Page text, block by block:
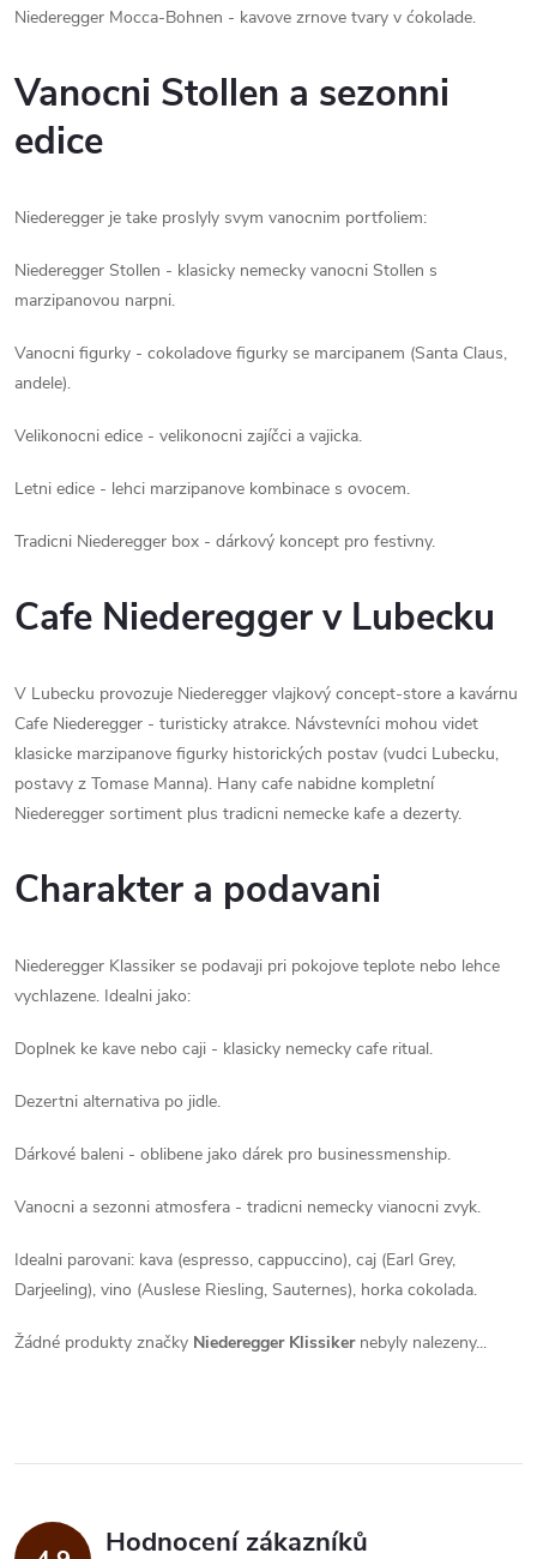
Niederegger Mocca-Bohnen - kavove zrnove tvary v ćokolade.
Vanocni Stollen a sezonni
edice
Niederegger je take proslyly svym vanocnim portfoliem:
Niederegger Stollen - klasicky nemecky vanocni Stollen s
marzipanovou narpni.
Vanocni figurky - cokoladove figurky se marcipanem (Santa Claus,
andele).
Velikonocni edice - velikonocni zajíčci a vajicka.
Letni edice - lehci marzipanove kombinace s ovocem.
Tradicni Niederegger box - dárkový koncept pro festivny.
Cafe Niederegger v Lubecku
V Lubecku provozuje Niederegger vlajkový concept-store a kavárnu
Cafe Niederegger - turisticky atrakce. Návstevníci mohou videt
klasicke marzipanove figurky historických postav (vudci Lubecku,
postavy z Tomase Manna). Hany cafe nabidne kompletní
Niederegger sortiment plus tradicni nemecke kafe a dezerty.
Charakter a podavani
Niederegger Klassiker se podavaji pri pokojove teplote nebo lehce
vychlazene. Idealni jako:
Doplnek ke kave nebo caji - klasicky nemecky cafe ritual.
Dezertni alternativa po jidle.
Dárkové baleni - oblibene jako dárek pro businessmenship.
Vanocni a sezonni atmosfera - tradicni nemecky vianocni zvyk.
Idealni parovani: kava (espresso, cappuccino), caj (Earl Grey,
Darjeeling), vino (Auslese Riesling, Sauternes), horka cokolada.
Žádné produkty značky Niederegger Klissikernebyly nalezeny...
Hodnocení zákazníků